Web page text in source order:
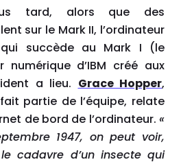
tard, alors que des
sur le Mark II, l’ordinateur
qui succède au Mark I (le
numérique d’IBM créé aux
a lieu. Grace Hopper,
partie de l’équipe, relate
de bord de l’ordinateur. «
1947, on peut voir,
cadavre d’un insecte qui